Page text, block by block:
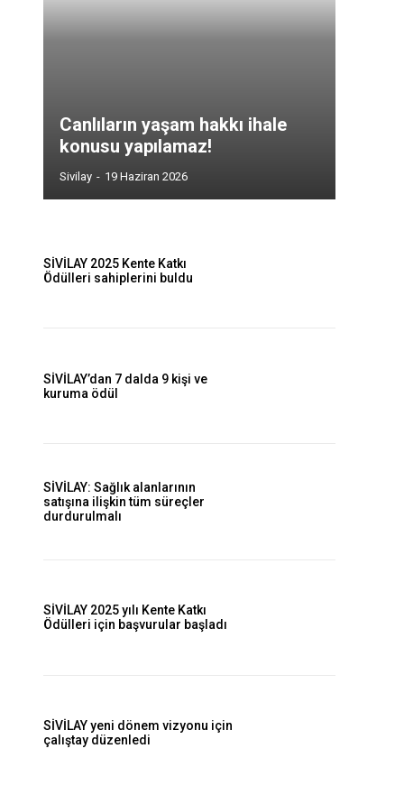
Canlıların yaşam hakkı ihale
konusu yapılamaz!
Sivilay - 19 Haziran 2026
SİVİLAY 2025 Kente Katkı
Ödülleri sahiplerini buldu
SİVİLAY’dan 7 dalda 9 kişi ve
kuruma ödül
SİVİLAY: Sağlık alanlarının
satışına ilişkin tüm süreçler
durdurulmalı
SİVİLAY 2025 yılı Kente Katkı
Ödülleri için başvurular başladı
SİVİLAY yeni dönem vizyonu için
çalıştay düzenledi